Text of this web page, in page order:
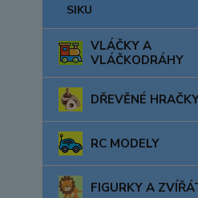
SIKU
VLÁČKY A
VLÁČKODRÁHY
DŘEVĚNÉ
RC MODELY
FIGURKY A